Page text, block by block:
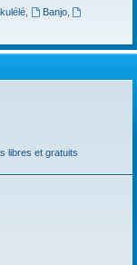
, Banjo,
libres et gratuits